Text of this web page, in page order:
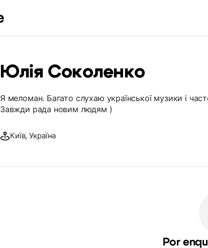
Юлія Соколенко
Я меломан. Багато слухаю української музики і
Завжди рада новим людям )
Київ, Україна
Por